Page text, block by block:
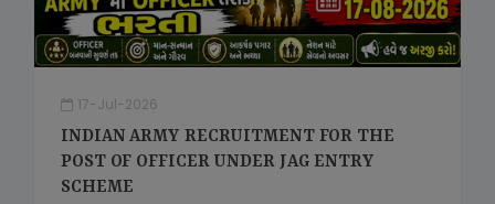
17-Jul-2026
INDIAN ARMY RECRUITMENT FOR THE
POST OF OFFICER UNDER JAG ENTRY
SCHEME